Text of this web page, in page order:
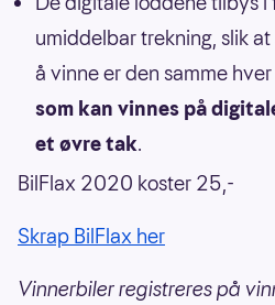
umiddelbar trekning, slik
å vinne er den samme
som kan vinnes på
et øvre tak.
BilFlax 2020 koster 25,-
Skrap BilFlax her
Vinnerbiler registreres på